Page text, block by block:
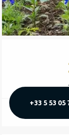
+33 5 53 05